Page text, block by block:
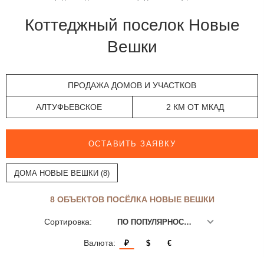
Коттеджный поселок Новые
Вешки
ПРОДАЖА ДОМОВ И УЧАСТКОВ
АЛТУФЬЕВСКОЕ 2 КМ ОТ МКАД
ОСТАВИТЬ ЗАЯВКУ
ДОМА НОВЫЕ ВЕШКИ (8)
8 ОБЪЕКТОВ ПОСЁЛКА НОВЫЕ ВЕШКИ
Сортировка: ПО ПОПУЛЯРНОСТИ
Валюта: ₽ $ €